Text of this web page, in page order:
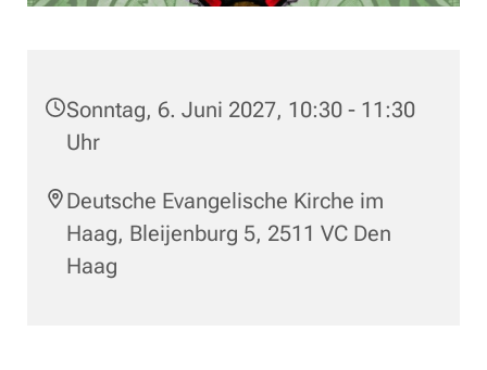
Sonntag, 6. Juni 2027, 10:30 - 11:30
Uhr
Deutsche Evangelische Kirche im
Haag, Bleijenburg 5, 2511 VC Den
Haag